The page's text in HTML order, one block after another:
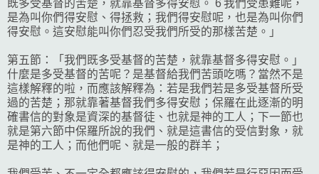
既多受基督的苦楚，就靠基督多得安慰。 6 我們受患難呢，
是為叫你們得安慰、得拯救；我們得安慰呢，也是為叫你們
得安慰。這安慰能叫你們忍受我們所受的那樣苦楚。」
第五節：「我們既多受基督的苦楚，就靠基督多得安慰。」
什麼是多受基督的苦呢？是基督給我們苦頭吃嗎？當然不是
這樣解釋的啦，而應該解釋為：若是我們若是多受基督所受
過的苦楚；那就靠著基督我們多得安慰；保羅在此逐漸的明
確書信的對象是資深的基督徒、也就是神的工人；下一節也
就是第六節中保羅所說的我們、就是這書信的受信對象，就
是神的工人；而他們呢、就是一般的群羊；